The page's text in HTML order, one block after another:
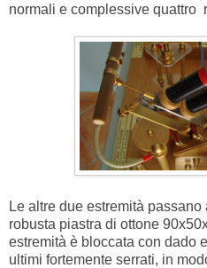
normali e complessive quattro
Le altre due estremità passano
robusta piastra di ottone
estremità è bloccata con dado
ultimi fortemente serrati, in